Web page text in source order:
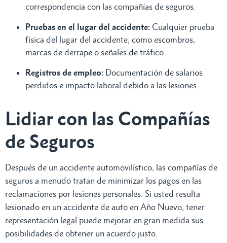
correspondencia con las compañías de seguros.
Pruebas en el lugar del accidente: Cualquier prueba
física del lugar del accidente, como escombros,
marcas de derrape o señales de tráfico.
Registros de empleo: Documentación de salarios
perdidos e impacto laboral debido a las lesiones.
Lidiar con las Compañías
de Seguros
Después de un accidente automovilístico, las compañías de
seguros a menudo tratan de minimizar los pagos en las
reclamaciones por lesiones personales. Si usted resulta
lesionado en un accidente de auto en Año Nuevo, tener
representación legal puede mejorar en gran medida sus
posibilidades de obtener un acuerdo justo.